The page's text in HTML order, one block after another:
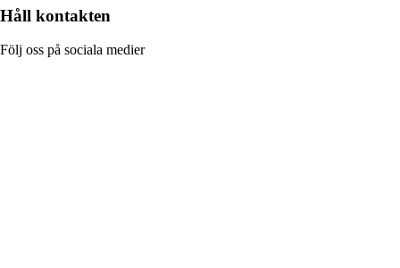
Håll kontakten
Följ oss på sociala medier